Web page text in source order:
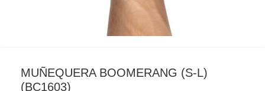
MUÑEQUERA BOOMERANG (S-L)
(BC1603)